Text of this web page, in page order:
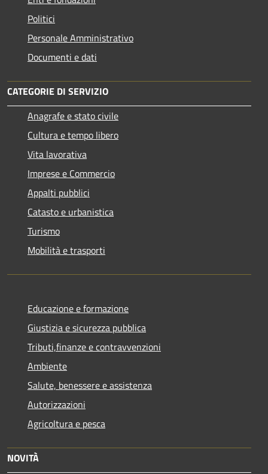
Politici
Personale Amministrativo
Documenti e dati
CATEGORIE DI SERVIZIO
Anagrafe e stato civile
Cultura e tempo libero
Vita lavorativa
Imprese e Commercio
Appalti pubblici
Catasto e urbanistica
Turismo
Mobilità e trasporti
Educazione e formazione
Giustizia e sicurezza pubblica
Tributi,finanze e contravvenzioni
Ambiente
Salute, benessere e assistenza
Autorizzazioni
Agricoltura e pesca
NOVITÀ